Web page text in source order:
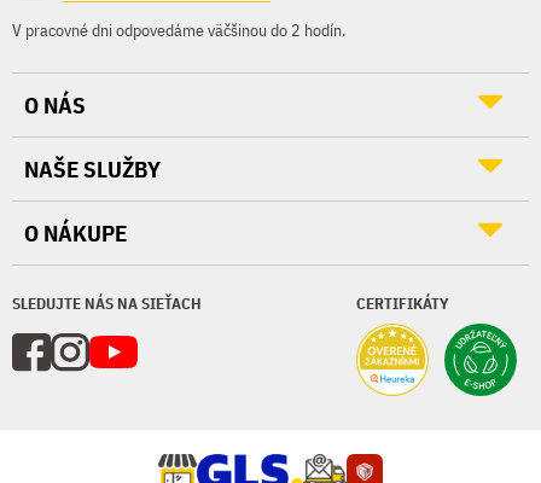
V pracovné dni odpovedáme väčšinou do 2 hodín.
SLEDUJTE NÁS NA SIEŤACH CERTIFIKÁTY
O NÁS
NAŠE SLUŽBY
O NÁKUPE